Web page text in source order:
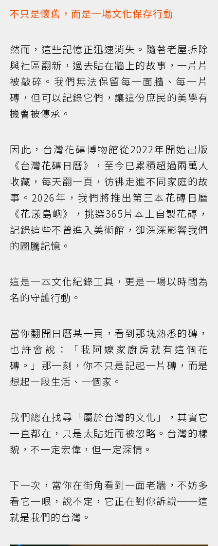
不只是懷舊，而是一場文化保存行動
然而，這些記憶正迅速消失。隨著老屋拆除
與社區翻新，過去貼在牆上的故事，一片片
被敲碎。我們無法保留每一面牆、每一片
磚，但可以記錄它們，讓這份庶民的美學有
機會被傳承。
因此，台灣花磚博物館從2022年開始出版
《台灣花磚日曆》，至今已累積超過兩萬人
收藏，每天翻一頁，彷彿走進不同家庭的故
事。2026年，我們將推出第三本花磚日曆
《花漾島嶼》，挑選365片本土自製花磚，
記錄這些不曾進入美術館，卻深深影響我們
的圖騰記憶。
這是一本文化紀錄工具，更是一場以時間為
名的守護行動。
當你翻開日曆某一頁，看到那塊熟悉的磚，
也許會說：「我阿嬤家廚房就有這個花
磚。」那一刻，你不只是記起一片磚，而是
想起一段生活、一個家。
我們總在找尋「屬於台灣的文化」，其實它
一直都在，只是太貼近而被忽略。台灣的樣
貌，不一定宏偉，但一定深情。
下一次，當你在街角看到一面老牆，不妨多
看它一眼，說不定，它正在對你訴說──這
就是我們的台灣。